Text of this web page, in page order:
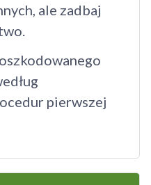
ale zadbaj
pierwszej